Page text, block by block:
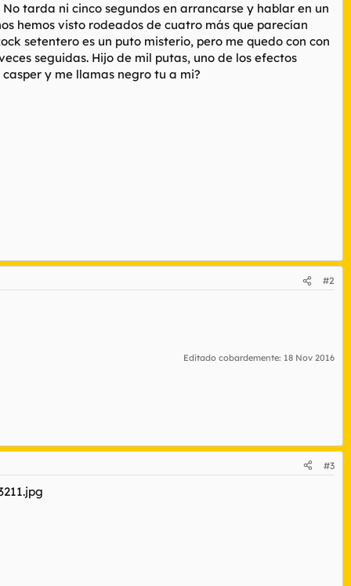
tarda ni cinco segundos en arrancarse y hablar en un
hemos visto rodeados de cuatro más que parecían
setentero es un puto misterio, pero me quedo con con
seguidas. Hijo de mil putas, uno de los efectos
y me llamas negro tu a mi?
#2
Editado cobardemente: 18 Nov 2016
#3